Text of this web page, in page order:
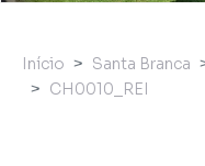
Início Santa Branca
CH0010_REI